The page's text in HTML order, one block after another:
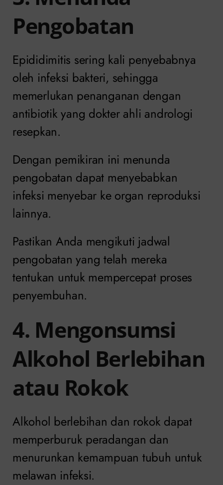
Pengobatan
Epididimitis sering kali penyebabnya
oleh infeksi bakteri, sehingga
memerlukan penanganan dengan
antibiotik yang dokter ahli andrologi
resepkan.
Dengan pemikiran ini menunda
pengobatan dapat menyebabkan
infeksi menyebar ke organ reproduksi
lainnya.
Pastikan Anda mengikuti jadwal
pengobatan yang telah mereka
tentukan untuk mempercepat proses
penyembuhan.
4. Mengonsumsi
Alkohol Berlebihan
atau Rokok
Alkohol berlebihan dan rokok dapat
memperburuk peradangan dan
menurunkan kemampuan tubuh untuk
melawan infeksi.